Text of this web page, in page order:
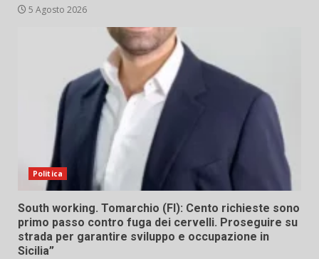
5 Agosto 2026
Politica
South working. Tomarchio (FI): Cento richieste sono
primo passo contro fuga dei cervelli. Proseguire su
strada per garantire sviluppo e occupazione in
Sicilia”